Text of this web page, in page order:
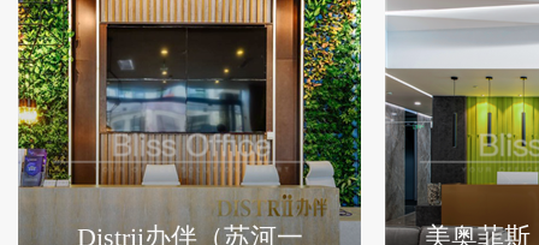
Distrii办伴（苏河一
美奥菲斯